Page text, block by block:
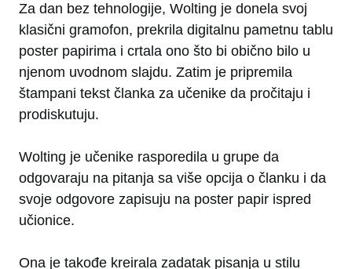
Za dan bez tehnologije, Wolting je donela svoj
klasični gramofon, prekrila digitalnu pametnu tablu
poster papirima i crtala ono što bi obično bilo u
njenom uvodnom slajdu. Zatim je pripremila
štampani tekst članka za učenike da pročitaju i
prodiskutuju.
Wolting je učenike rasporedila u grupe da
odgovaraju na pitanja sa više opcija o članku i da
svoje odgovore zapisuju na poster papir ispred
učionice.
Ona je takođe kreirala zadatak pisanja u stilu